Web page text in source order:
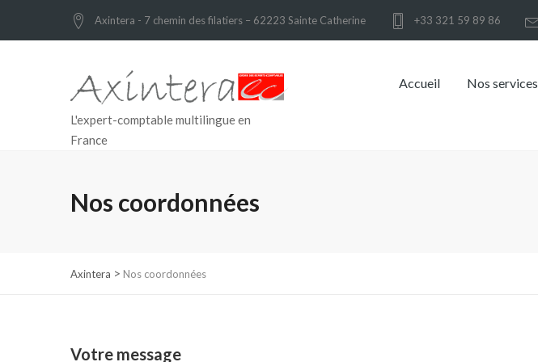
Axintera - 7 chemin des filatiers – 62223 Sainte Catherine +33 321 59 89 86
L'expert-comptable multilingue en
France
Accueil Nos services
Nos coordonnées
Axintera > Nos coordonnées
Votre message